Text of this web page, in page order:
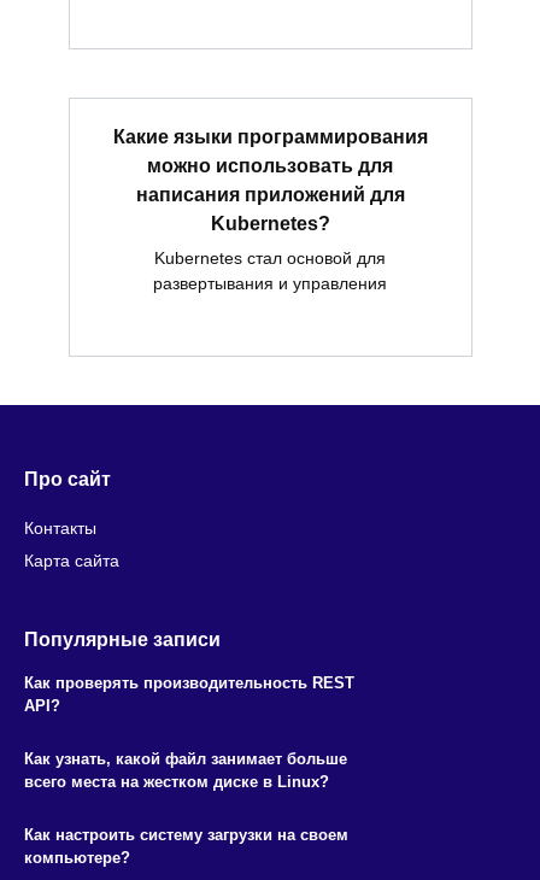
Какие языки программирования
можно использовать для
написания приложений для
Kubernetes?
Kubernetes стал основой для
развертывания и управления
Про сайт
Контакты
Карта сайта
Популярные записи
Как проверять производительность REST
API?
Как узнать, какой файл занимает больше
всего места на жестком диске в Linux?
Как настроить систему загрузки на своем
компьютере?